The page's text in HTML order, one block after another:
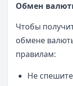
Обмен
Чтобы
обмене
правилам:
Не